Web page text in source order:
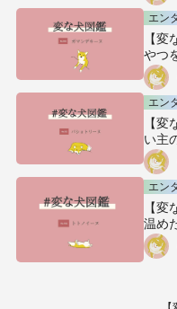
エン
【変な
やつ
説！
エン
【
い主
解説
エン
【
温め
説！